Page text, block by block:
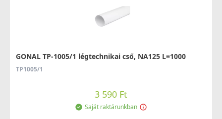
GONAL TP-1005/1 légtechnikai cső, NA125 L=1000
TP1005/1
3 590 Ft
Saját raktárunkban